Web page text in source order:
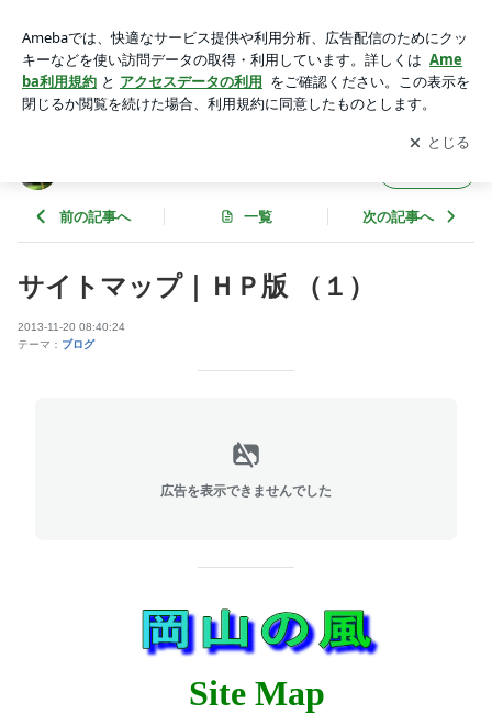
アプリをダウンロードして ブログの更新通知
を受け取りまし
ょう。
開く
前の記事へ 一覧 次の記事へ
サイトマップ｜ＨＰ版 （１）
2013-11-20 08:40:24
テーマ： ブログ
広告を表示できませんでした
Site Map